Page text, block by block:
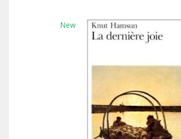
New